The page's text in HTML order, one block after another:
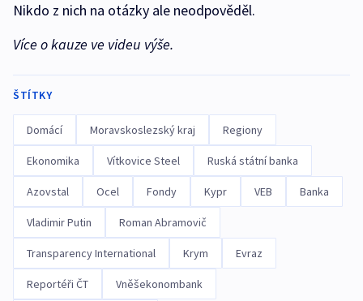
Nikdo z nich na otázky ale neodpověděl.
Více o kauze ve videu výše.
ŠTÍTKY
Domácí Moravskoslezský kraj Regiony
Ekonomika Vítkovice Steel Ruská státní banka
Azovstal Ocel Fondy Kypr VEB Banka
Vladimir Putin Roman Abramovič
Transparency International Krym Evraz
Reportéři ČT Vněšekonombank